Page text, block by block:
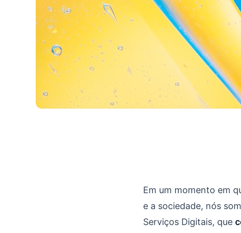
Sobre o Product Oversee
Em um momento em
e a sociedade, nós
Serviços Digitais, que